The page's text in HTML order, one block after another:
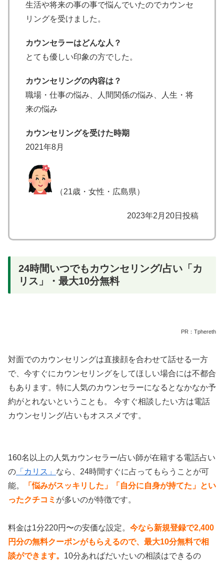
生活や将来の事の事で悩んでいたのでカウンセ
リングを受けました。
カウンセラーはどんな人？
とても優しい印象の方でした。
カウンセリングの内容は？
職場・仕事の悩み、人間関係の悩み、人生・将
来の悩み
カウンセリングを受けた時期
2021年8月
（21歳・女性・広島県）
2023年2月20日投稿
24時間いつでもカウンセリング/占い「カ
リス」・最大10分無料
PR：Tphereth
対面でのカウンセリングは直接顔を合わせて話せる一方
で、今すぐにカウンセリングをしてほしい場合には不都合
もあります。特に人気のカウンセラーになるとなかなか予
約がとれないということも。 今すぐ相談したい方は電話
カウンセリング/占いもオススメです。
160名以上の人気カウンセラー/占い師が在籍する電話占い
の 「カリス」 なら、24時間すぐに占ってもらうことが可
能。
「悩みがスッキリした」「自分に自身が持てた」とい
ったクチコミ が多いのが特徴です。
料金は1分220円〜の安価な設定。 今なら新規登録で2,400
円分の無料クーポンがもらえるので、最大10分無料で相
談ができます。 10分あればだいたいの相談はできるの